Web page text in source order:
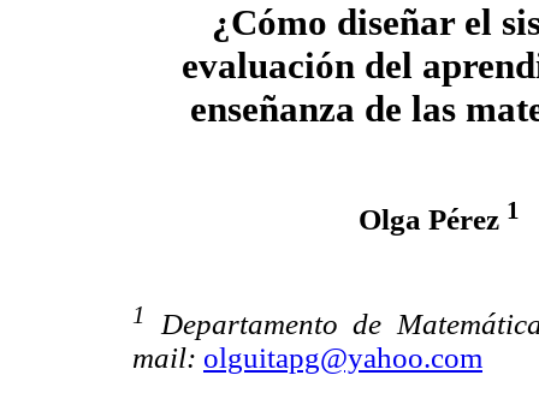
¿Cómo diseñar el
evaluación del
enseñanza de las
Olga Pérez 1
1
Departamento de
mail: olguitapg@yahoo.com